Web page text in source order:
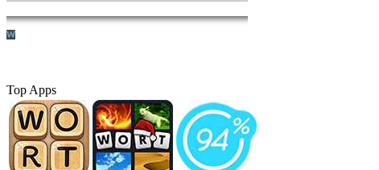
Top Apps